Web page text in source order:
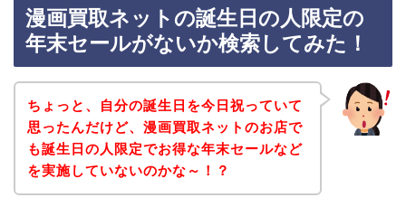
漫画買取ネットの誕生日の人限定の
年末セールがないか検索してみた！
ちょっと、自分の誕生日を今日祝っていて
思ったんだけど、漫画買取ネットのお店で
も誕生日の人限定でお得な年末セールなど
を実施していないのかな～！？